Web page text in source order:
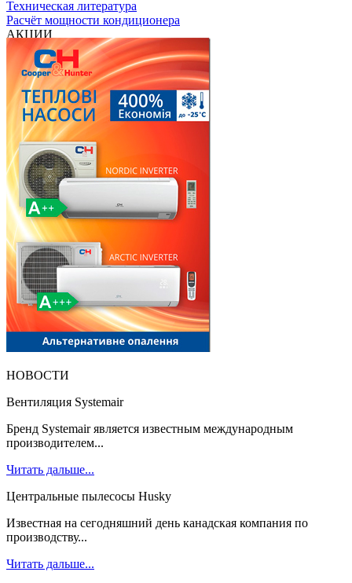
Техническая литература
Расчёт мощности кондиционера
АКЦИИ
НОВОСТИ
Вентиляция Systemair
Бренд Systemair является известным международным
производителем...
Читать дальше...
Центральные пылесосы Husky
Известная на сегодняшний день канадская компания по
производству...
Читать дальше...